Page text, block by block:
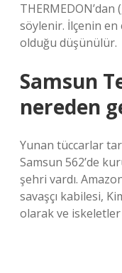
söylenir. İlçenin en
olduğu düşünülür.
Samsun
nereden
Yunan tüccarlar
Samsun 562’de
şehri vardı.
savaşçı kabilesi,
olarak ve